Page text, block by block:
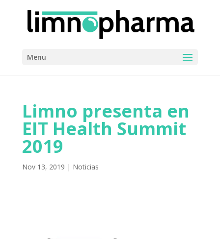
Menu
Limno presenta en
EIT Health Summit
2019
Nov 13, 2019 | Noticias